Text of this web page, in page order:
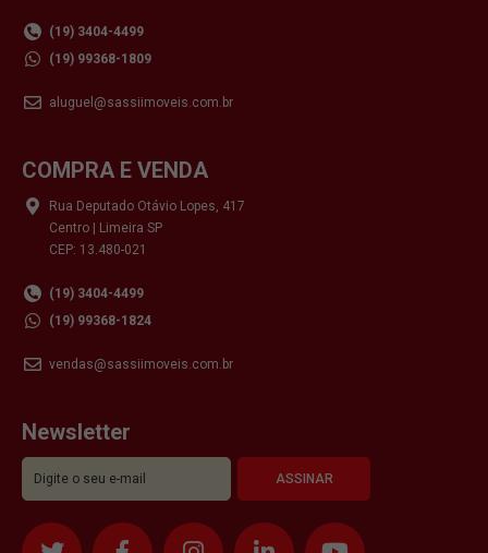
(19) 3404-4499
(19) 99368-1809
aluguel@sassiimoveis.com.br
COMPRA E VENDA
Rua Deputado Otávio Lopes, 417
Centro | Limeira SP
CEP: 13.480-021
(19) 3404-4499
(19) 99368-1824
vendas@sassiimoveis.com.br
Newsletter